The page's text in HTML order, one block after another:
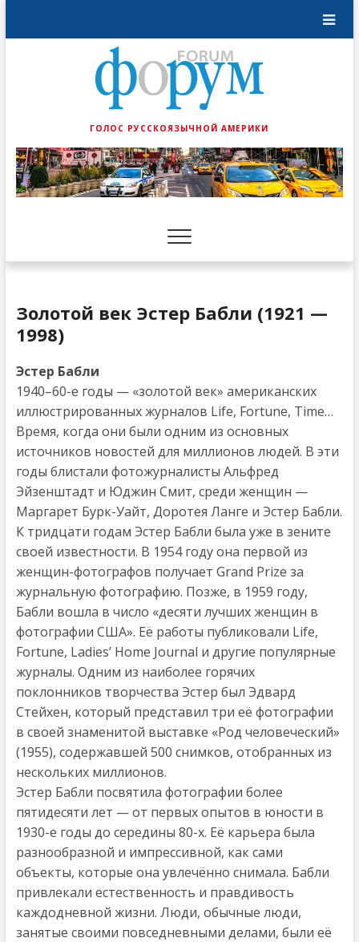
ГОЛОС РУССКОЯЗЫЧНОЙ АМЕРИКИ
Золотой век Эстер Бабли (1921 —
1998)
Эстер Бабли
1940–60-е годы — «золотой век» американских
иллюстрированных журналов Life, Fortune, Time…
Время, когда они были одним из основных
источников новостей для миллионов людей. В эти
годы блистали фотожурналисты Альфред
Эйзенштадт и Юджин Смит, среди женщин —
Маргарет Бурк-Уайт, Доротея Ланге и Эстер Бабли.
К тридцати годам Эстер Бабли была уже в зените
своей известности. В 1954 году она первой из
женщин-фотографов получает Grand Prize за
журнальную фотографию. Позже, в 1959 году,
Бабли вошла в число «десяти лучших женщин в
фотографии США». Её работы публиковали Life,
Fortune, Ladies’ Home Journal и другие популярные
журналы. Одним из наиболее горячих
поклонников творчества Эстер был Эдвард
Стейхен, который представил три её фотографии
в своей знаменитой выставке «Род человеческий»
(1955), содержавшей 500 снимков, отобранных из
нескольких миллионов.
Эстер Бабли посвятила фотографии более
пятидесяти лет — от первых опытов в юности в
1930-е годы до середины 80-х. Её карьера была
разнообразной и импрессивной, как сами
объекты, которые она увлечённо снимала. Бабли
привлекали естественность и правдивость
каждодневной жизни. Люди, обычные люди,
занятые своими повседневными делами, были её